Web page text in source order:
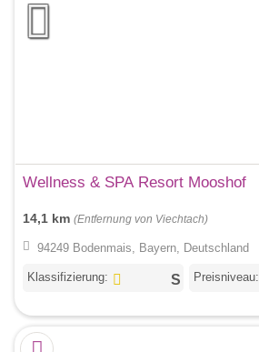
Wellness & SPA Resort Mooshof
14,1 km (Entfernung von Viechtach)
94249 Bodenmais, Bayern, Deutschland
Klassifizierung: Preisniveau: